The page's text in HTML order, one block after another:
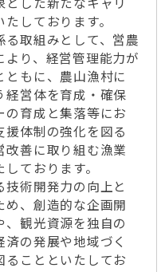
しております。
取組みとして、営農
り、経営管理能力が
もに、農山漁村に
経営体を育成・確保
の育成と集落等にお
体制の強化を図る
善に取り組む漁業
ております。
術開発力の向上と
、創造的な企画開
観光資源を独自の
の発展や地域づく
ることといたしてお